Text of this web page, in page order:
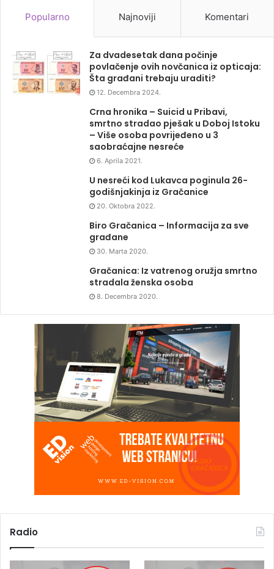
Popularno Najnoviji Komentari
Za dvadesetak dana počinje
povlačenje ovih novčanica iz opticaja:
Šta građani trebaju uraditi?
12. Decembra 2024.
Crna hronika – Suicid u Pribavi,
smrtno stradao pješak u Doboj Istoku
– Više osoba povrijeđeno u 3
saobraćajne nesreće
6. Aprila 2021.
U nesreći kod Lukavca poginula 26-
godišnjakinja iz Gračanice
20. Oktobra 2022.
Biro Gračanica – Informacija za sve
građane
30. Marta 2020.
Gračanica: Iz vatrenog oružja smrtno
stradala ženska osoba
8. Decembra 2020.
Radio